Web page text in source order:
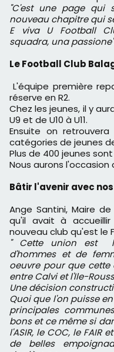
"C'est une page qui
nouveau chapitre qui
E viva U Football
squadra, una
Le Football Club
L'équipe première
réserve en R2.
Chez les jeunes, il y
U9 et de U10 à U11.
Ensuite on
catégories de jeunes
Plus de 400 jeunes
Nous aurons l'occasion
Bâtir l'avenir avec
Ange Santini, Maire
qu'il avait à
nouveau club qu'est le
" Cette union est
d'hommes et de
oeuvre pour que
entre Calvi et l'Ile-
Une décision
Quoi que l'on puisse
principales
bons et ce même si
l'ASIR, le COC, le
de belles